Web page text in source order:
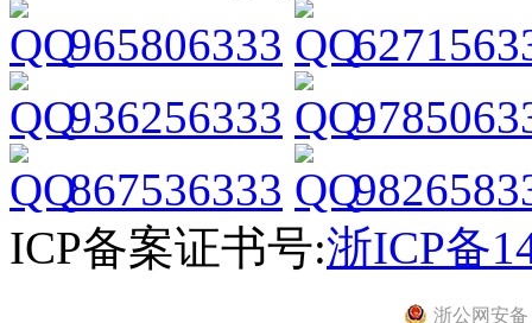
965806333
936256333
867536333
ICP备案证书号:浙ICP备
浙公网安备